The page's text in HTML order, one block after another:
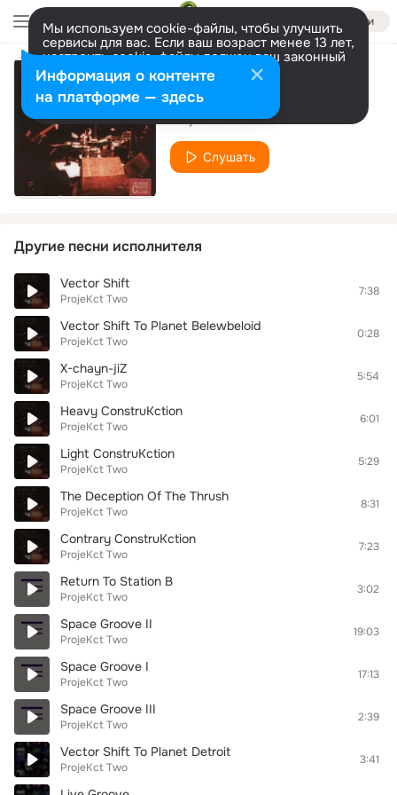
Войти
Мы используем cookie-файлы, чтобы улучшить
сервисы для вас. Если ваш возраст менее 13 лет,
настроить cookie-файлы должен ваш законный
представитель. Больше информации
Разрешить все Настроить
Sus-tayn-Z
ProjeKct Two
Слушать
Другие песни исполнителя
Vector Shift
ProjeKct Two
7:38
Vector Shift To Planet Belewbeloid
ProjeKct Two
0:28
X-chayn-jiZ
ProjeKct Two
5:54
Heavy ConstruKction
ProjeKct Two
6:01
Light ConstruKction
ProjeKct Two
5:29
The Deception Of The Thrush
ProjeKct Two
8:31
Contrary ConstruKction
ProjeKct Two
7:23
Return To Station B
ProjeKct Two
3:02
Space Groove II
ProjeKct Two
19:03
Space Groove I
ProjeKct Two
17:13
Space Groove III
ProjeKct Two
2:39
Vector Shift To Planet Detroit
ProjeKct Two
3:41
Информация о контенте
на платформе — здесь